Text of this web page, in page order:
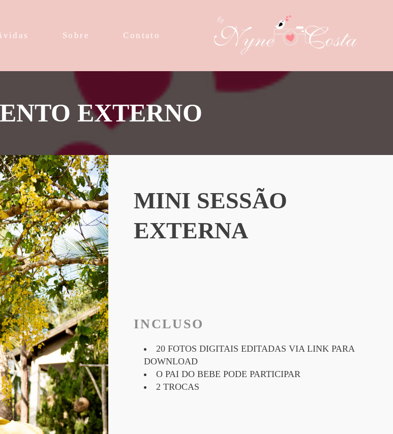
Sobre Contato
EXTERNO
MINI SESSÃO
EXTERNA
INCLUSO
20 FOTOS DIGITAIS EDITADAS VIA LINK PARA
DOWNLOAD
O PAI DO BEBE PODE PARTICIPAR
2 TROCAS